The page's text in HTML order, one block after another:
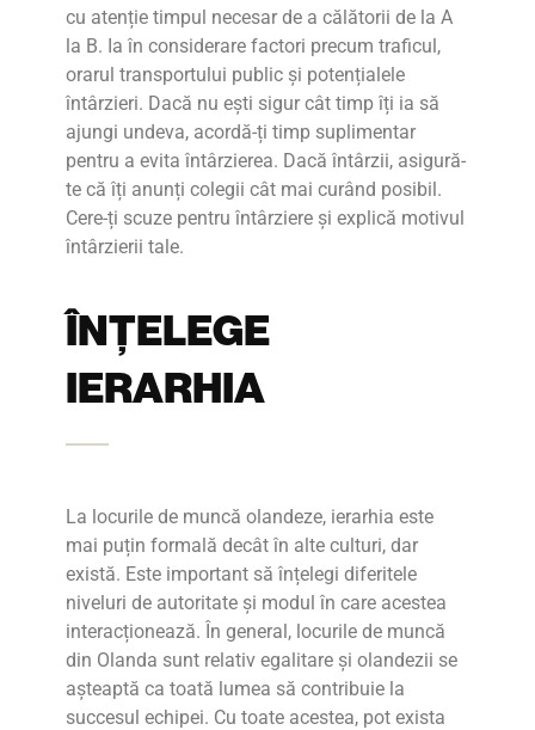
cu atenție timpul necesar de a călătorii de la A
la B. Ia în considerare factori precum traficul,
orarul transportului public și potențialele
întârzieri. Dacă nu ești sigur cât timp îți ia să
ajungi undeva, acordă-ți timp suplimentar
pentru a evita întârzierea. Dacă întârzii, asigură-
te că îți anunți colegii cât mai curând posibil.
Cere-ți scuze pentru întârziere și explică motivul
întârzierii tale.
ÎNȚELEGE
IERARHIA
La locurile de muncă olandeze, ierarhia este
mai puțin formală decât în ​​alte culturi, dar
există. Este important să înțelegi diferitele
niveluri de autoritate și modul în care acestea
interacționează. În general, locurile de muncă
din Olanda sunt relativ egalitare și olandezii se
așteaptă ca toată lumea să contribuie la
succesul echipei. Cu toate acestea, pot exista